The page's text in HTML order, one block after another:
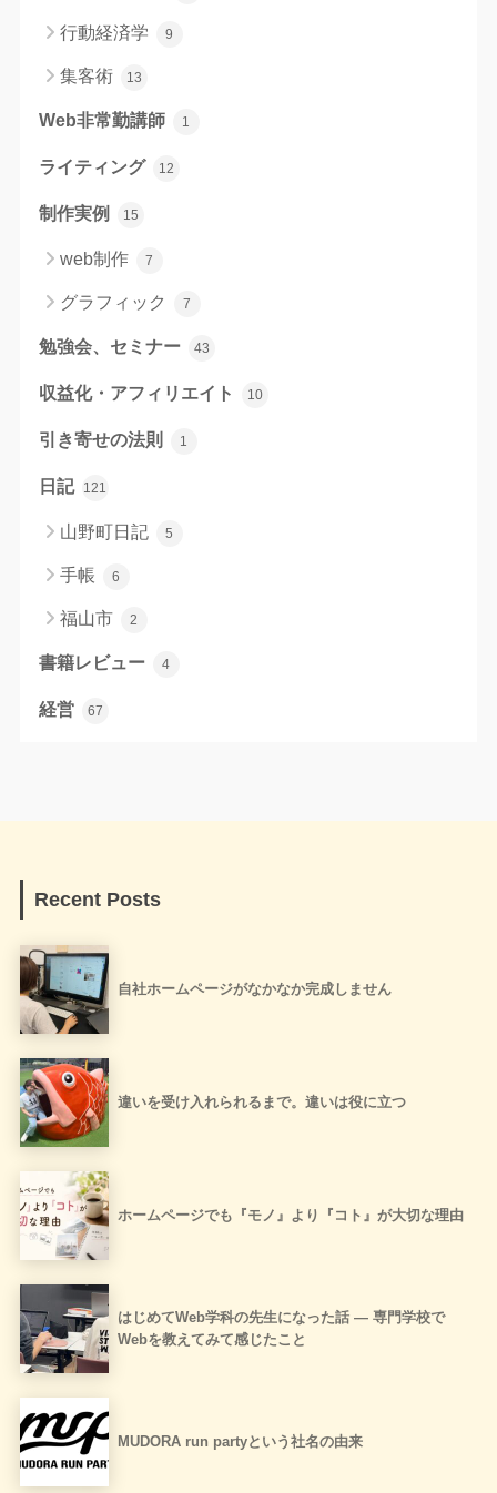
行動経済学 9
集客術 13
Web非常勤講師 1
ライティング 12
制作実例 15
web制作 7
グラフィック 7
勉強会、セミナー 43
収益化・アフィリエイト 10
引き寄せの法則 1
日記 121
山野町日記 5
手帳 6
福山市 2
書籍レビュー 4
経営 67
Recent Posts
自社ホームページがなかなか完成しません
違いを受け入れられるまで。違いは役に立つ
ホームページでも『モノ』より『コト』が大切な理由
はじめてWeb学科の先生になった話 ― 専門学校で
Webを教えてみて感じたこと
MUDORA run partyという社名の由来